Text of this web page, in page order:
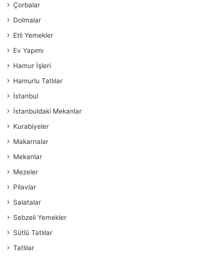
Çorbalar
Dolmalar
Etli Yemekler
Ev Yapımı
Hamur İşleri
Hamurlu Tatlılar
İstanbul
İstanbuldaki Mekanlar
Kurabiyeler
Makarnalar
Mekanlar
Mezeler
Pilavlar
Salatalar
Sebzeli Yemekler
Sütlü Tatlılar
Tatlılar